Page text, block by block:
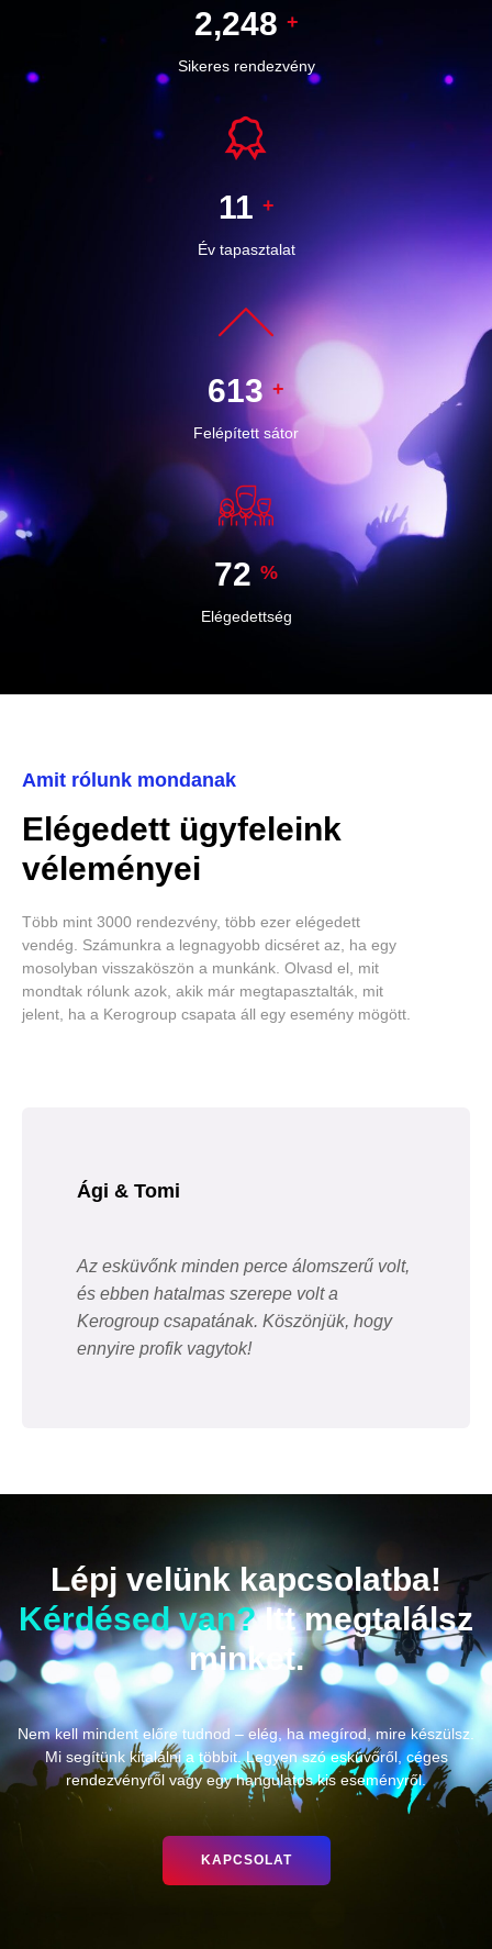
2,657 +
Sikeres rendezvény
14 +
Év tapasztalat
732 +
Felépített sátor
87 %
Elégedettség
Amit rólunk mondanak
Elégedett ügyfeleink
véleményei
Több mint 3000 rendezvény, több ezer elégedett
vendég. Számunkra a legnagyobb dicséret az, ha egy
mosolyban visszaköszön a munkánk. Olvasd el, mit
mondtak rólunk azok, akik már megtapasztalták, mit
jelent, ha a Kerogroup csapata áll egy esemény mögött.
Ági & Tomi
Az esküvőnk minden perce álomszerű volt,
és ebben hatalmas szerepe volt a
Kerogroup csapatának. Köszönjük, hogy
ennyire profik vagytok!
Lépj velünk kapcsolatba!
Kérdésed van?Itt megtalálsz
minket.
Nem kell mindent előre tudnod – elég, ha megírod, mire készülsz.
Mi segítünk kitalálni a többit. Legyen szó esküvőről, céges
rendezvényről vagy egy hangulatos kis eseményről.
KAPCSOLAT